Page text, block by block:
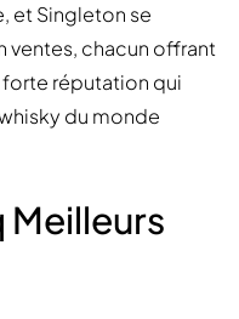
et Singleton se
ventes, chacun offrant
forte réputation qui
du monde
Meilleurs